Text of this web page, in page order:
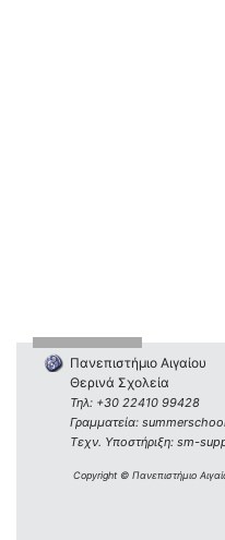
Πανεπιστήμιο Αιγαίου
Θερινά Σχολεία
Τηλ: +30 22410 99428
Γραμματεία:
Τεχν. Υποστήριξη: sm-
Copyright © Πανεπιστήμιο